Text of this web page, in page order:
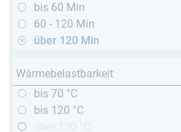
bis 60 Min
60 - 120 Min
über 120 Min
Wärmebelastbarkeit
bis 70 °C
bis 120 °C